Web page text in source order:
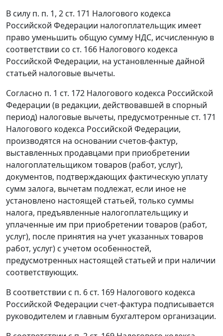
В силу п. п. 1, 2 ст. 171 Налогового кодекса
Российской Федерации налогоплательщик имеет
право уменьшить общую сумму НДС, исчисленную в
соответствии со ст. 166 Налогового кодекса
Российской Федерации, на установленные дайной
статьей налоговые вычеты.
Согласно п. 1 ст. 172 Налогового кодекса Российской
Федерации (в редакции, действовавшей в спорный
период) налоговые вычеты, предусмотренные ст. 171
Налогового кодекса Российской Федерации,
производятся на основании счетов-фактур,
выставленных продавцами при приобретении
налогоплательщиком товаров (работ, услуг),
документов, подтверждающих фактическую уплату
сумм залога, вычетам подлежат, если иное не
установлено настоящей статьей, только суммы
налога, предъявленные налогоплательщику и
уплаченные им при приобретении товаров (работ,
услуг), после принятия на учет указанных товаров
работ, услуг) с учетом особенностей,
предусмотренных настоящей статьей и при наличии
соответствующих.
В соответствии с п. 6 ст. 169 Налогового кодекса
Российской Федерации счет-фактура подписывается
руководителем и главным бухгалтером организации.